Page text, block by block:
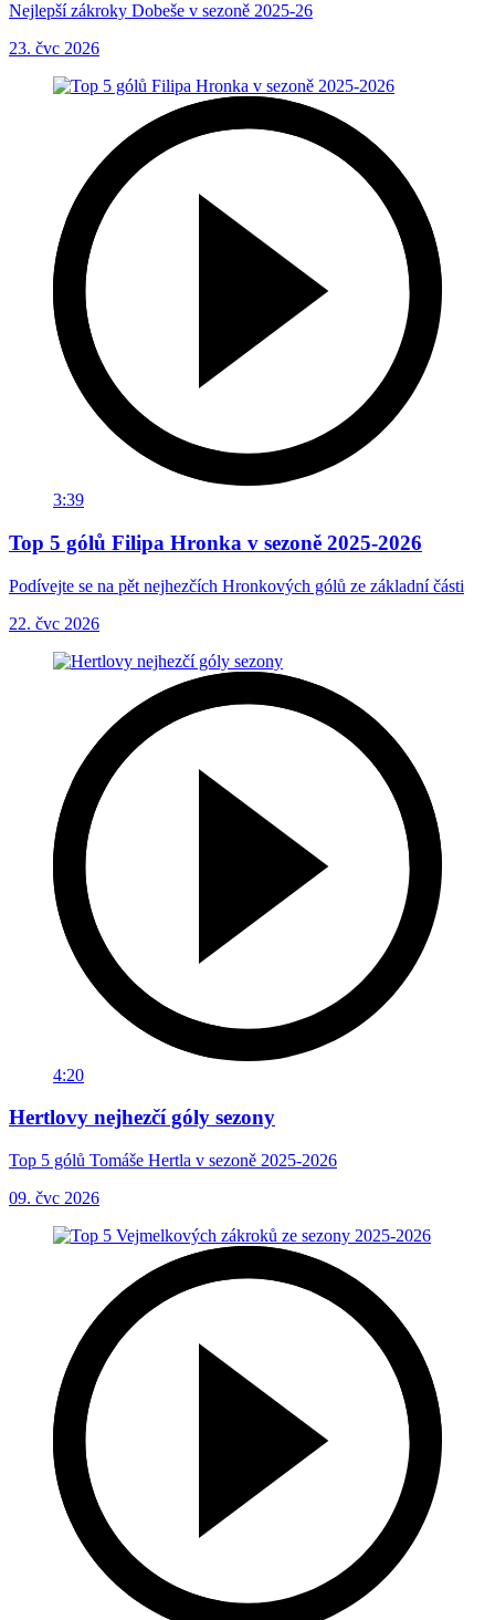
Nejlepší zákroky Dobeše v sezoně 2025-26
23. čvc 2026
3:39
Top 5 gólů Filipa Hronka v sezoně 2025-2026
Podívejte se na pět nejhezčích Hronkových gólů ze základní části
22. čvc 2026
4:20
Hertlovy nejhezčí góly sezony
Top 5 gólů Tomáše Hertla v sezoně 2025-2026
09. čvc 2026